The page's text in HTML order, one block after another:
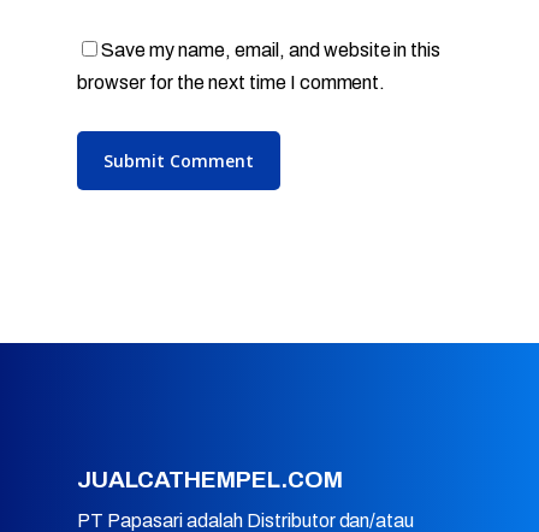
Save my name, email, and website in this
browser for the next time I comment.
JUALCATHEMPEL.COM
PT Papasari adalah Distributor dan/atau